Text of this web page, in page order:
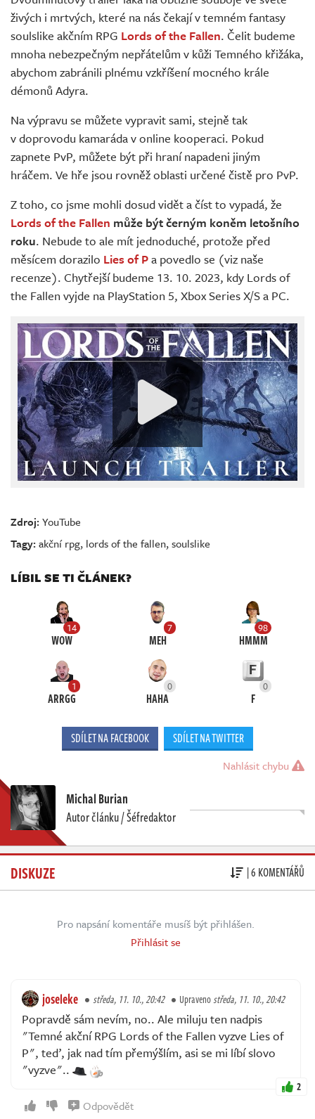
Živě
živých i mrtvých, které na nás čekají v temném fantasy
soulslike akčním RPG Lords of the Fallen. Čelit budeme
mnoha nebezpečným nepřátelům v kůži Temného křižáka,
abychom zabránili plnému vzkříšení mocného krále
démonů Adyra.
Na výpravu se můžete vypravit sami, stejně tak
v doprovodu kamaráda v online kooperaci. Pokud
zapnete PvP, můžete být při hraní napadeni jiným
hráčem. Ve hře jsou rovněž oblasti určené čistě pro PvP.
Z toho, co jsme mohli dosud vidět a číst to vypadá, že
Lords of the Fallen může být černým koněm letošního
roku. Nebude to ale mít jednoduché, protože před
měsícem dorazilo Lies of Pa povedlo se (viz naše
recenze). Chytřejší budeme 13. 10. 2023, kdy Lords of
the Fallen vyjde na PlayStation 5, Xbox Series X/S a PC.
Zdroj:YouTube
Tagy:akční rpg, lords of the fallen,soulslike
LÍBIL SE TI ČLÁNEK?
14
WOW
7
MEH
98
HMMM
1
ARRGG
0
HAHA
0
F
SDÍLET NA FACEBOOK SDÍLET NA TWITTER
Nahlásit chybu
Michal Burian
Autor článku / Šéfredaktor
DISKUZE | 6 KOMENTÁŘŮ
Pro napsání komentáře musíš být přihlášen.
Přihlásit se
joseleke středa, 11. 10., 20:42 Upravenostředa, 11. 10., 20:42
Popravdě sám nevím, no.. Ale miluju ten nadpis
"Temné akční RPG Lords of the Fallen vyzve Lies of
P", teď, jak nad tím přemýšlím, asi se mi líbí slovo
"vyzve"..
2
Odpovědět